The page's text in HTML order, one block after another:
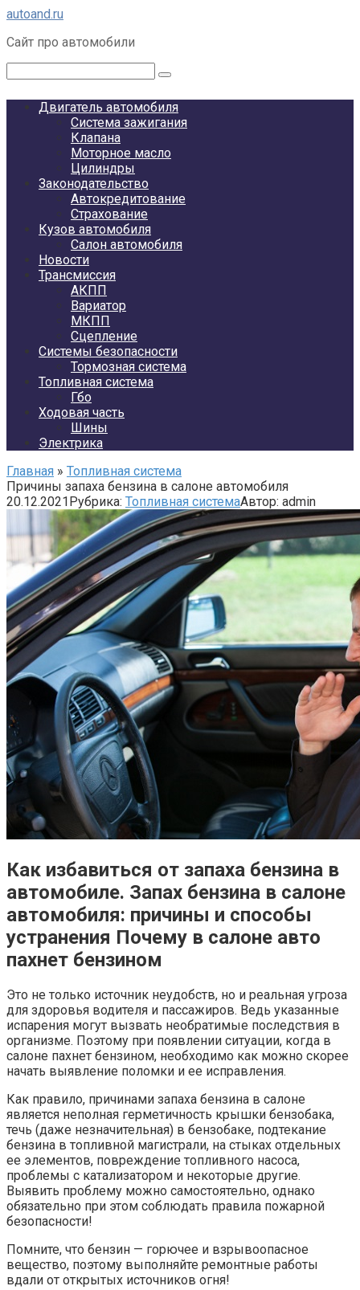
Перейти
контенту
autoand.ru
Сайт про автомобили
Двигатель автомобиля
Система зажигания
Клапана
Моторное масло
Цилиндры
Законодательство
Автокредитование
Страхование
Кузов автомобиля
Салон автомобиля
Новости
Трансмиссия
АКПП
Вариатор
МКПП
Сцепление
Системы безопасности
Тормозная система
Топливная система
Гбо
Ходовая часть
Шины
Электрика
Главная » Топливная система
Причины запаха бензина в салоне автомобиля
20.12.2021Рубрика: Топливная системаАвтор: admin
Как избавиться от запаха бензина в
автомобиле. Запах бензина в салоне
автомобиля: причины и способы
устранения Почему в салоне авто
пахнет бензином
Это не только источник неудобств, но и реальная угроза
для здоровья водителя и пассажиров. Ведь указанные
испарения могут вызвать необратимые последствия в
организме. Поэтому при появлении ситуации, когда в
салоне пахнет бензином, необходимо как можно скорее
начать выявление поломки и ее исправления.
Как правило, причинами запаха бензина в салоне
является неполная герметичность крышки бензобака,
течь (даже незначительная) в бензобаке, подтекание
бензина в топливной магистрали, на стыках отдельных
ее элементов, повреждение топливного насоса,
проблемы с катализатором и некоторые другие.
Выявить проблему можно самостоятельно, однако
обязательно при этом соблюдать правила пожарной
безопасности!
Помните, что бензин — горючее и взрывоопасное
вещество, поэтому выполняйте ремонтные работы
вдали от открытых источников огня!